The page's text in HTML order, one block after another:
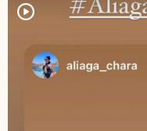
player2